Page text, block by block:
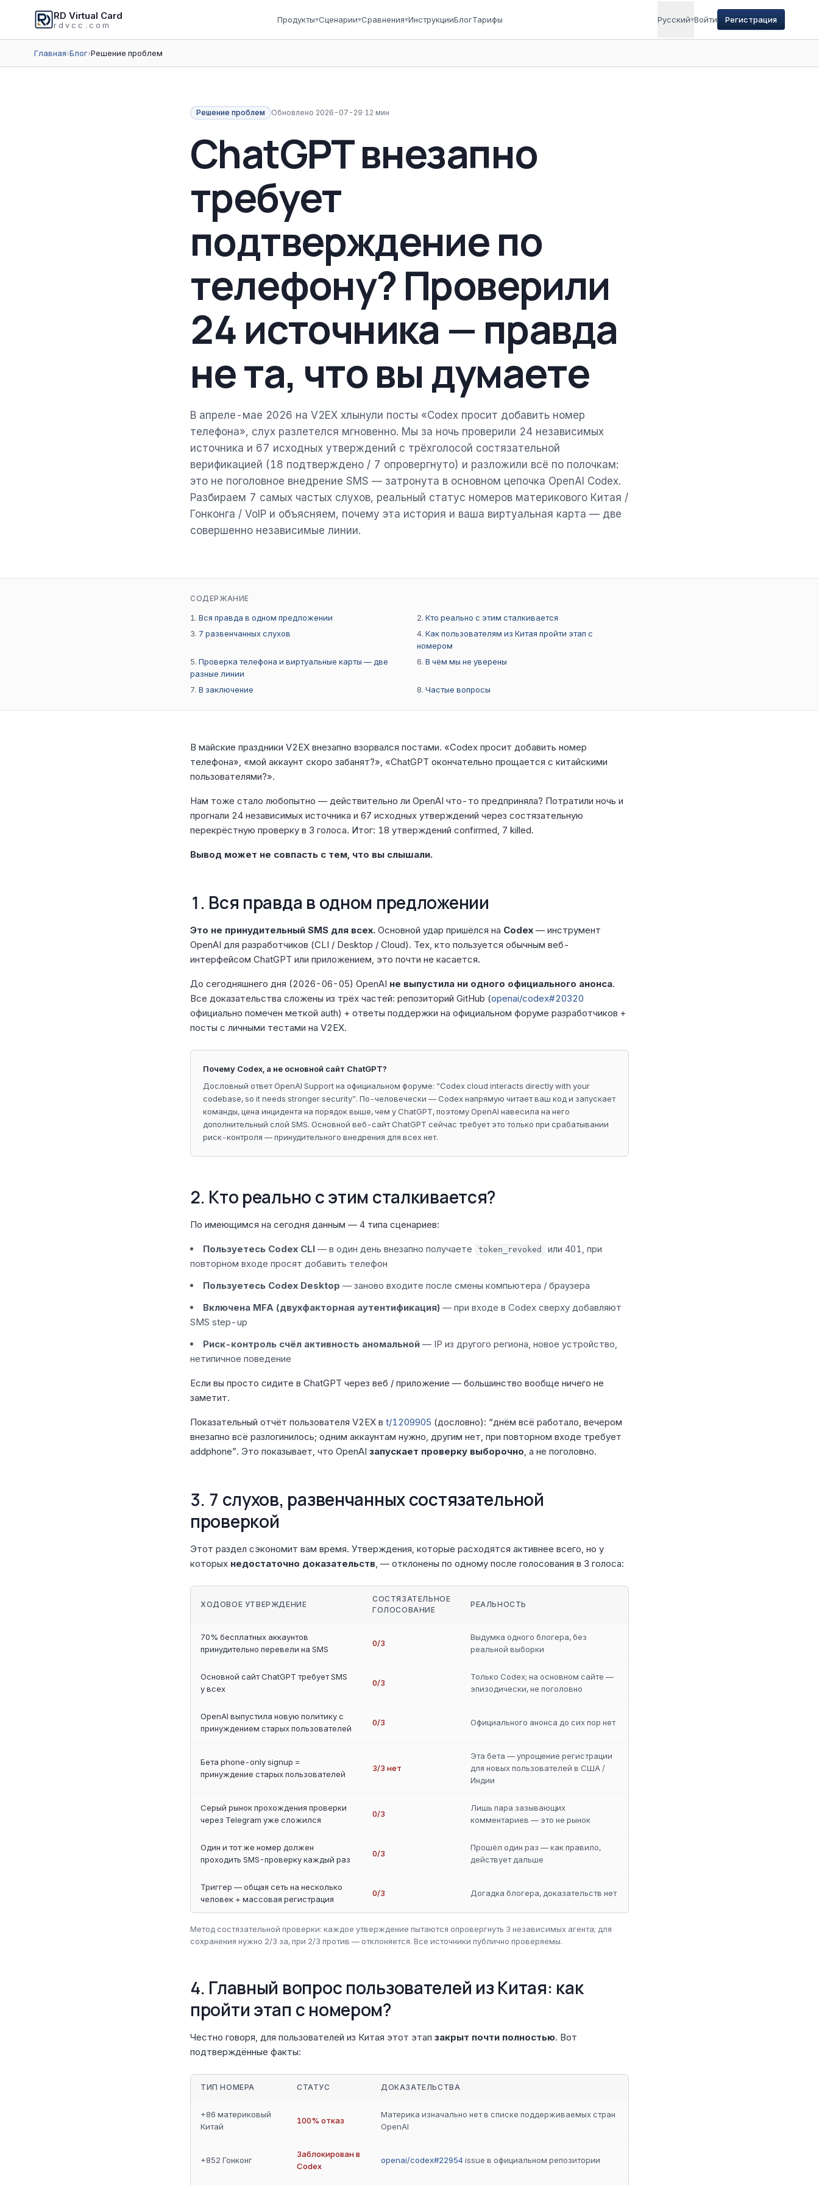
RD Virtual Card
rdvcc.com
Продукты▾Сценарии▾Сравнения▾ИнструкцииБлогТарифы Русский▾Войти Регистрация
Главная›Блог›Решение проблем
Решение проблем Обновлено 2026-07-29·12 мин
ChatGPT внезапно
требует
подтверждение по
телефону? Проверили
24 источника — правда
не та, что вы думаете
В апреле-мае 2026 на V2EX хлынули посты «Codex просит добавить номер
телефона», слух разлетелся мгновенно. Мы за ночь проверили 24 независимых
источника и 67 исходных утверждений с трёхголосой состязательной
верификацией (18 подтверждено / 7 опровергнуто) и разложили всё по полочкам:
это не поголовное внедрение SMS — затронута в основном цепочка OpenAI Codex.
Разбираем 7 самых частых слухов, реальный статус номеров материкового Китая /
Гонконга / VoIP и объясняем, почему эта история и ваша виртуальная карта — две
совершенно независимые линии.
СОДЕРЖАНИЕ
Вся правда в одном предложении
Кто реально с этим сталкивается
7 развенчанных слухов
Как пользователям из Китая пройти этап с
номером
Проверка телефона и виртуальные карты — две
разные линии
В чём мы не уверены
В заключение Частые вопросы
В майские праздники V2EX внезапно взорвался постами. «Codex просит добавить номер
телефона», «мой аккаунт скоро забанят?», «ChatGPT окончательно прощается с китайскими
пользователями?».
Нам тоже стало любопытно — действительно ли OpenAI что-то предприняла? Потратили ночь и
прогнали 24 независимых источника и 67 исходных утверждений через состязательную
перекрёстную проверку в 3 голоса. Итог: 18 утверждений confirmed, 7 killed.
Вывод может не совпасть с тем, что вы слышали.
1. Вся правда в одном предложении
Это не принудительный SMS для всех. Основной удар пришёлся на Codex — инструмент
OpenAI для разработчиков (CLI / Desktop / Cloud). Тех, кто пользуется обычным веб-
интерфейсом ChatGPT или приложением, это почти не касается.
До сегодняшнего дня (2026-06-05) OpenAI не выпустила ни одного официального анонса.
Все доказательства сложены из трёх частей: репозиторий GitHub (openai/codex#20320
официально помечен меткой auth) + ответы поддержки на официальном форуме разработчиков +
посты с личными тестами на V2EX.
Почему Codex, а не основной сайт ChatGPT?
Дословный ответ OpenAI Support на официальном форуме: “Codex cloud interacts directly with your
codebase, so it needs stronger security”. По-человечески — Codex напрямую читает ваш код и запускает
команды, цена инцидента на порядок выше, чем у ChatGPT, поэтому OpenAI навесила на него
дополнительный слой SMS. Основной веб-сайт ChatGPT сейчас требует это только при срабатывании
риск-контроля — принудительного внедрения для всех нет.
2. Кто реально с этим сталкивается?
По имеющимся на сегодня данным — 4 типа сценариев:
Пользуетесь Codex CLI — в один день внезапно получаете token_revoked
или 401, при
повторном входе просят добавить телефон
Пользуетесь Codex Desktop — заново входите после смены компьютера / браузера
Включена MFA (двухфакторная аутентификация) — при входе в Codex сверху добавляют
SMS step-up
Риск-контроль счёл активность аномальной — IP из другого региона, новое устройство,
нетипичное поведение
Если вы просто сидите в ChatGPT через веб / приложение — большинство вообще ничего не
заметит.
Показательный отчёт пользователя V2EX в t/1209905 (дословно): “днём всё работало, вечером
внезапно всё разлогинилось; одним аккаунтам нужно, другим нет, при повторном входе требует
addphone”. Это показывает, что OpenAI запускает проверку выборочно, а не поголовно.
3. 7 слухов, развенчанных состязательной
проверкой
Этот раздел сэкономит вам время. Утверждения, которые расходятся активнее всего, но у
которых недостаточно доказательств, — отклонены по одному после голосования в 3 голоса:
ХОДОВОЕ УТВЕРЖДЕНИЕ
СОСТЯЗАТЕЛЬНОЕ
ГОЛОСОВАНИЕ
РЕАЛЬНОСТЬ
70% бесплатных аккаунтов
принудительно перевели на SMS
0/3
Выдумка одного блогера, без
реальной выборки
Основной сайт ChatGPT требует SMS
у всех
0/3
Только Codex; на основном сайте —
эпизодически, не поголовно
OpenAI выпустила новую политику с
принуждением старых пользователей
0/3 Официального анонса до сих пор нет
Бета phone-only signup =
принуждение старых пользователей
3/3 нет
Эта бета — упрощение регистрации
для новых пользователей в США /
Индии
Серый рынок прохождения проверки
через Telegram уже сложился
0/3
Лишь пара зазывающих
комментариев — это не рынок
Один и тот же номер должен
проходить SMS-проверку каждый раз
0/3
Прошёл один раз — как правило,
действует дальше
Триггер — общая сеть на несколько
человек + массовая регистрация
0/3 Догадка блогера, доказательств нет
Метод состязательной проверки: каждое утверждение пытаются опровергнуть 3 независимых агента; для
сохранения нужно 2/3 за, при 2/3 против — отклоняется. Все источники публично проверяемы.
4. Главный вопрос пользователей из Китая: как
пройти этап с номером?
Честно говоря, для пользователей из Китая этот этап закрыт почти полностью. Вот
подтверждённые факты:
ТИП НОМЕРА СТАТУС ДОКАЗАТЕЛЬСТВА
+86 материковый
Китай
100% отказ
Материка изначально нет в списке поддерживаемых стран
OpenAI
+852 Гонконг
Заблокирован в
Codex
openai/codex#22954issue в официальном репозитории